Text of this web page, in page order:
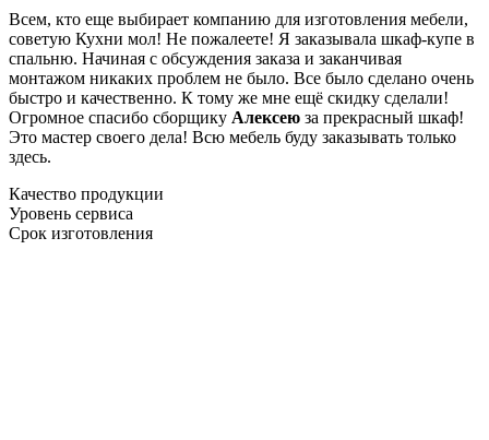
Всем, кто еще выбирает компанию для изготовления мебели,
советую Кухни мол! Не пожалеете! Я заказывала шкаф-купе в
спальню. Начиная с обсуждения заказа и заканчивая
монтажом никаких проблем не было. Все было сделано очень
быстро и качественно. К тому же мне ещё скидку сделали!
Огромное спасибо сборщику Алексею за прекрасный шкаф!
Это мастер своего дела! Всю мебель буду заказывать только
здесь.
Качество продукции
Уровень сервиса
Срок изготовления